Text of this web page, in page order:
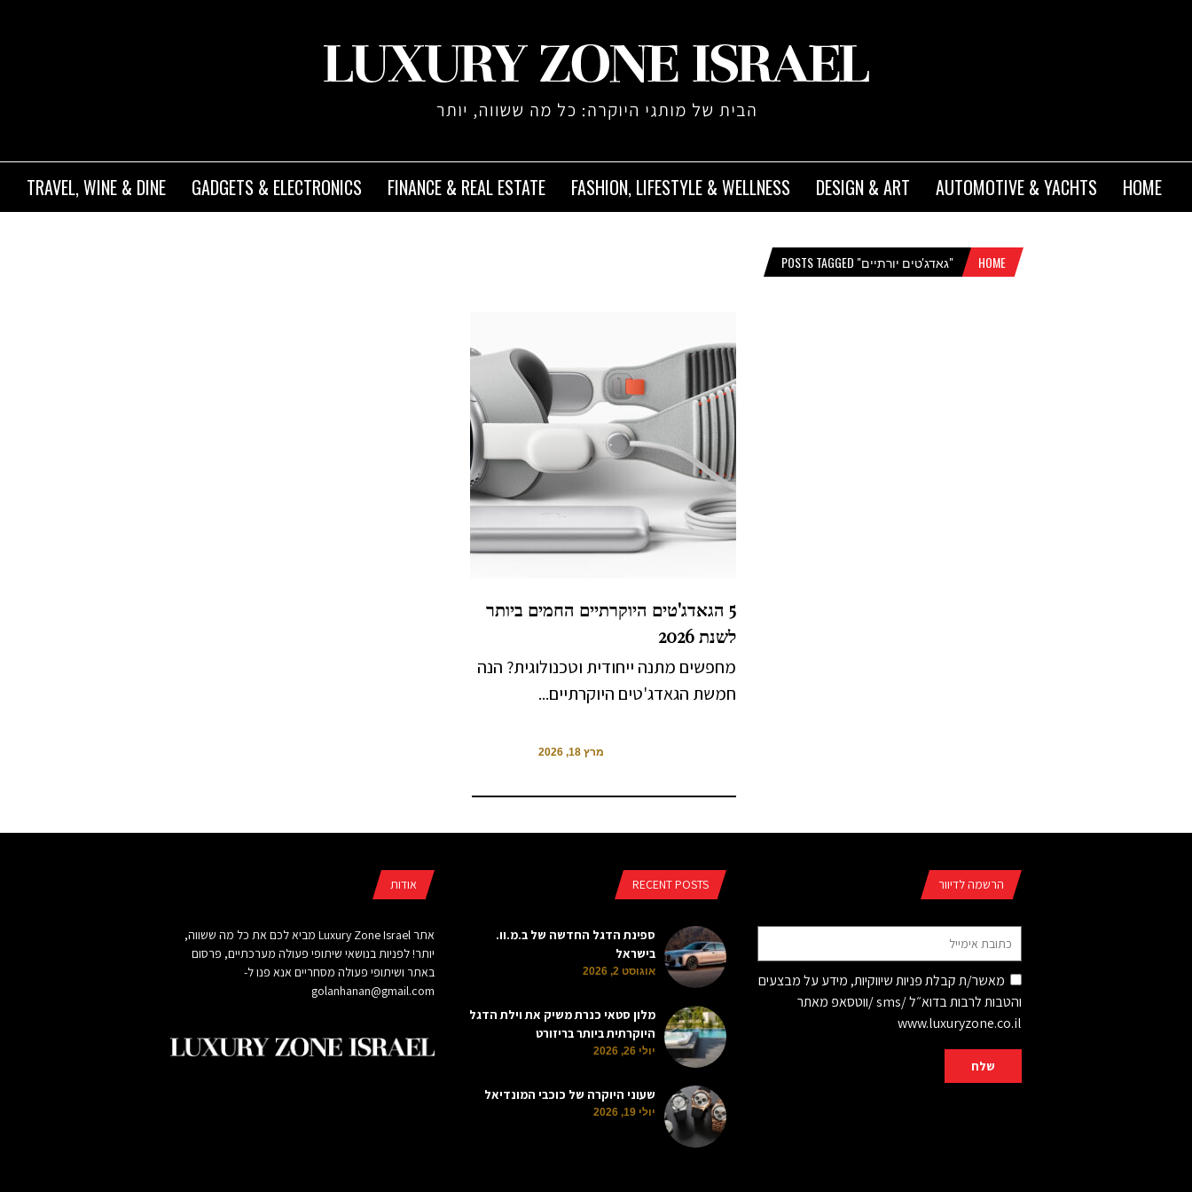
HOME
AUTOMOTIVE & YACHTS
DESIGN & ART
FASHION, LIFESTYLE & WELLNESS
FINANCE & REAL ESTATE
GADGETS & ELECTRONICS
TRAVEL, WINE & DINE
HOME POSTS TAGGED "גאדג'טים יורתיים"
5 הגאדג'טים היוקרתיים החמים ביותר
לשנת 2026
מחפשים מתנה ייחודית וטכנולוגית? הנה
חמשת הגאדג'טים היוקרתיים...
מרץ 18, 2026
אודות
אתר Luxury Zone Israel מביא לכם את כל מה ששווה,
יותר! לפניות בנושאי שיתופי פעולה מערכתיים, פרסום
באתר ושיתופי פעולה מסחריים אנא פנו ל-
golanhanan@gmail.com
RECENT POSTS
ספינת הדגל החדשה של ב.מ.וו.
בישראל
אוגוסט 2, 2026
מלון סטאי כנרת משיק את וילת הדגל
היוקרתית ביותר בריזורט
יולי 26, 2026
שעוני היוקרה של כוכבי המונדיאל
יולי 19, 2026
הרשמה לדיוור
מאשר/ת קבלת פניות שיווקיות, מידע על מבצעים
והטבות לרבות בדוא״ל /sms /ווטסאפ מאתר
www.luxuryzone.co.il